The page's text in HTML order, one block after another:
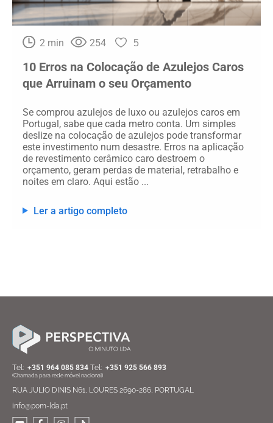
2 min 254 5
10 Erros na Colocação de Azulejos Caros
que Arruinam o seu Orçamento
Se comprou azulejos de luxo ou azulejos caros em
Portugal, sabe que cada metro conta. Um simples
deslize na colocação de azulejos pode transformar
este investimento num desastre. Erros na aplicação
de revestimento cerâmico caro destroem o
orçamento, geram perdas de material, retrabalho e
noites em claro. Aqui estão ...
Ler a artigo completo
Тel: +351 964 085 834 Тel: +351 925 566 893
(Chamada para rede móvel nacional)
RUA JULIO DINIS N61, LOURES 2690-286, PORTUGAL
info@pom-lda.pt